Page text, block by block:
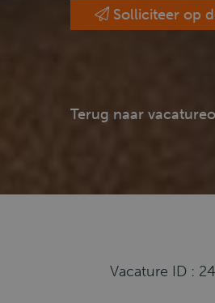
Solliciteer op
Terug naar
Vacature ID :